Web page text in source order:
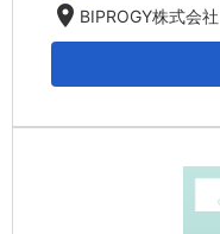
location_on BIPROGY株式会社